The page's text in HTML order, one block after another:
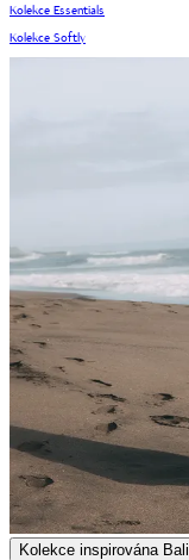
Kolekce Essentials
Kolekce Softly
Kolekce inspirována Bali